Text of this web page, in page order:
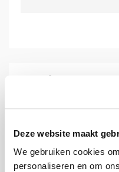
Deze website maakt
We gebruiken cookies
personaliseren en om
Materiaal:2 mm PMMA